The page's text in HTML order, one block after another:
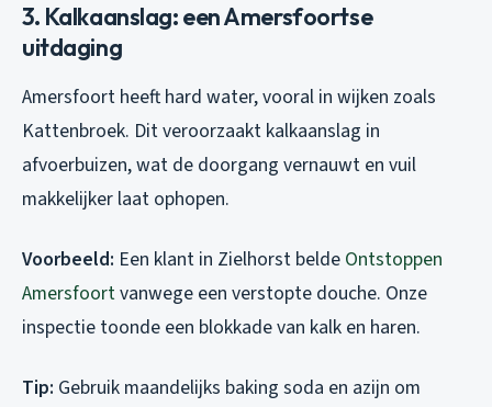
3. Kalkaanslag: een Amersfoortse
uitdaging
Amersfoort heeft hard water, vooral in wijken zoals
Kattenbroek. Dit veroorzaakt kalkaanslag in
afvoerbuizen, wat de doorgang vernauwt en vuil
makkelijker laat ophopen.
Voorbeeld: Een klant in Zielhorst belde Ontstoppen
Amersfoortvanwege een verstopte douche. Onze
inspectie toonde een blokkade van kalk en haren.
Tip: Gebruik maandelijks baking soda en azijn om